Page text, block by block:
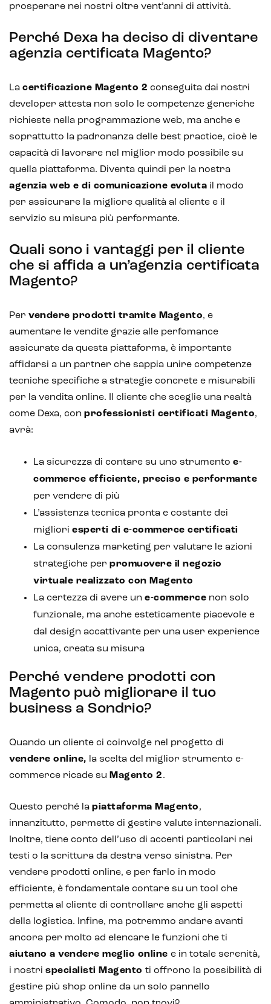
Intelligenza Artificiale e AR VR -
Metaverso
IoT (Internet of Things)
Intelligenza artificiale
Chatbot e assistenti virtuali
Realtà Virtuale
prosperare nei nostri oltre vent’anni di attività.
Perché Dexa ha deciso di diventare
agenzia certificata Magento?
La certificazione Magento 2 conseguita dai nostri
developer attesta non solo le competenze generiche
richieste nella programmazione web, ma anche e
soprattutto la padronanza delle best practice, cioè le
capacità di lavorare nel miglior modo possibile su
quella piattaforma. Diventa quindi per la nostra
agenzia web e di comunicazione evoluta il modo
per assicurare la migliore qualità al cliente e il
servizio su misura più performante.
Quali sono i vantaggi per il cliente
che si affida a un’agenzia certificata
Magento?
Per vendere prodotti tramite Magento, e
aumentare le vendite grazie alle perfomance
assicurate da questa piattaforma, è importante
affidarsi a un partner che sappia unire competenze
tecniche specifiche a strategie concrete e misurabili
per la vendita online. Il cliente che sceglie una realtà
come Dexa, con professionisti certificati Magento,
avrà:
La sicurezza di contare su uno strumento e-
commerce efficiente, preciso e performante
per vendere di più
L’assistenza tecnica pronta e costante dei
migliori esperti di e-commerce certificati
La consulenza marketing per valutare le azioni
strategiche per promuovere il negozio
virtuale realizzato con Magento
La certezza di avere un e-commerce non solo
funzionale, ma anche esteticamente piacevole e
dal design accattivante per una user experience
unica, creata su misura
Perché vendere prodotti con
Magento può migliorare il tuo
business a Sondrio?
Quando un cliente ci coinvolge nel progetto di
vendere online, la scelta del miglior strumento e-
commerce ricade su Magento 2.
Questo perché la piattaforma Magento,
innanzitutto, permette di gestire valute internazionali.
Inoltre, tiene conto dell’uso di accenti particolari nei
testi o la scrittura da destra verso sinistra. Per
vendere prodotti online, e per farlo in modo
efficiente, è fondamentale contare su un tool che
permetta al cliente di controllare anche gli aspetti
della logistica. Infine, ma potremmo andare avanti
ancora per molto ad elencare le funzioni che ti
aiutano a vendere meglio online e in totale serenità,
i nostri specialisti Magento ti offrono la possibilità di
gestire più shop online da un solo pannello